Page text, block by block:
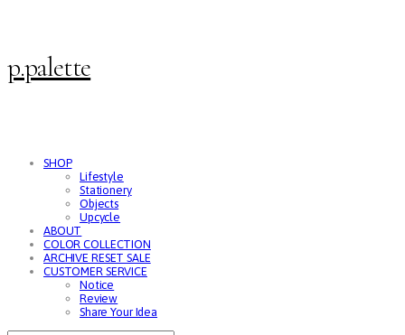
p.palette
SHOP
Lifestyle
Stationery
Objects
Upcycle
ABOUT
COLOR COLLECTION
ARCHIVE RESET SALE
CUSTOMER SERVICE
Notice
Review
Share Your Idea